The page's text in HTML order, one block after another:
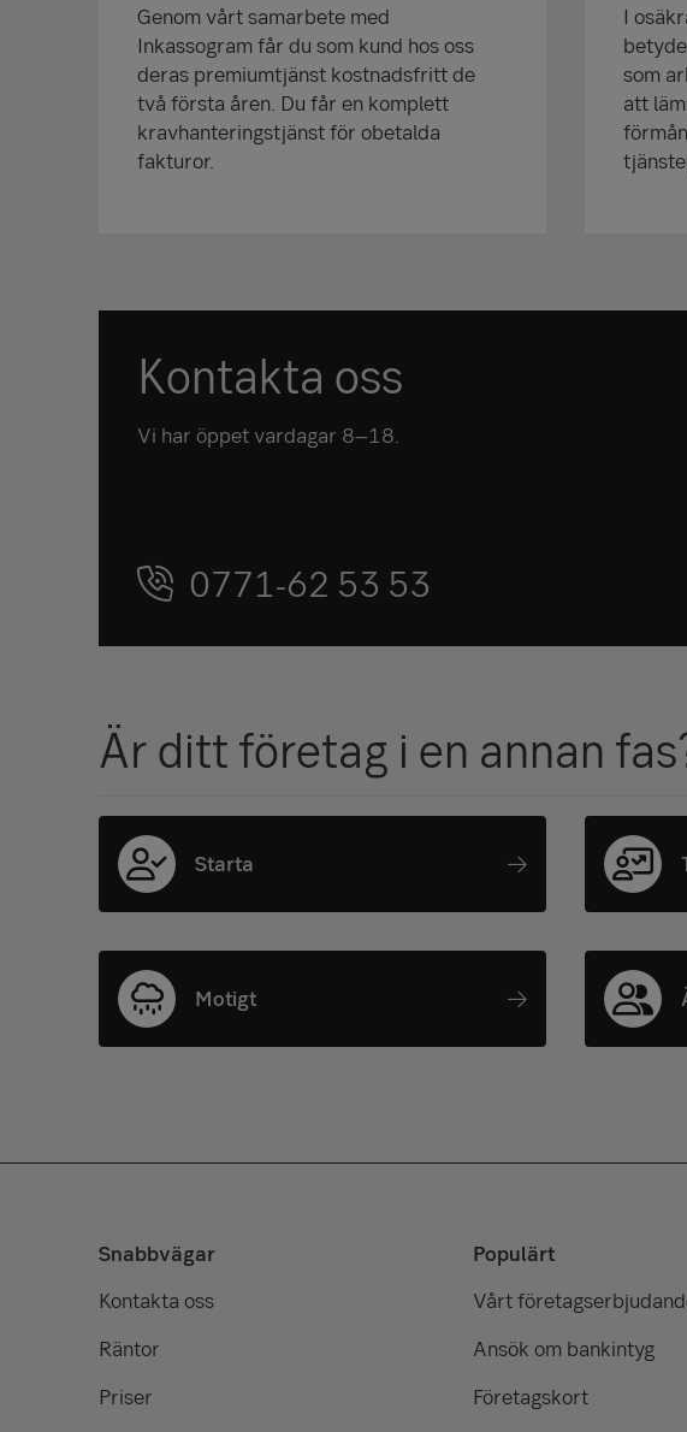
Genom vårt samarbete med
Inkassogram får du som kund hos oss
deras premiumtjänst kostnadsfritt de
två första åren. Du får en komplett
kravhanteringstjänst för obetalda
fakturor.
I
som
att
Kontakta oss
Vi har öppet vardagar 8–18.
0771-62 53 53
Är ditt företag i en annan
Starta
Motigt
Snabbvägar
Kontakta oss
Räntor
Priser
Populärt
Vårt
Ansök om bankintyg
Företagskort